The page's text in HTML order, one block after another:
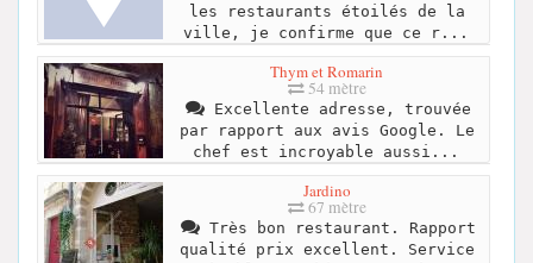
les restaurants étoilés de la
ville, je confirme que ce r...
Thym et Romarin
54 mètre
Excellente adresse, trouvée
par rapport aux avis Google. Le
chef est incroyable aussi...
Jardino
67 mètre
Très bon restaurant. Rapport
qualité prix excellent. Service